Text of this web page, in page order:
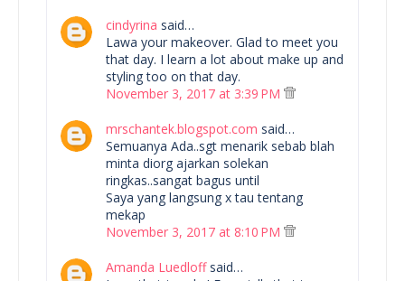
cindyrina said…
Lawa your makeover. Glad to meet you
that day. I learn a lot about make up and
styling too on that day.
November 3, 2017 at 3:39 PM
mrschantek.blogspot.com said…
Semuanya Ada..sgt menarik sebab blah
minta diorg ajarkan solekan
ringkas..sangat bagus until
Saya yang langsung x tau tentang
mekap
November 3, 2017 at 8:10 PM
Amanda Luedloffsaid…